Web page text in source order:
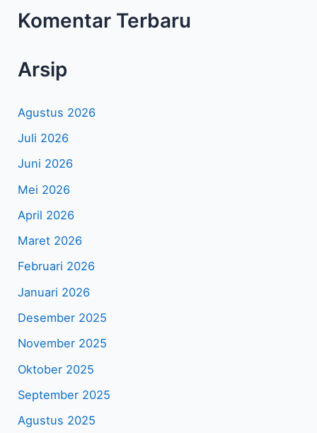
Komentar Terbaru
Arsip
Agustus 2026
Juli 2026
Juni 2026
Mei 2026
April 2026
Maret 2026
Februari 2026
Januari 2026
Desember 2025
November 2025
Oktober 2025
September 2025
Agustus 2025